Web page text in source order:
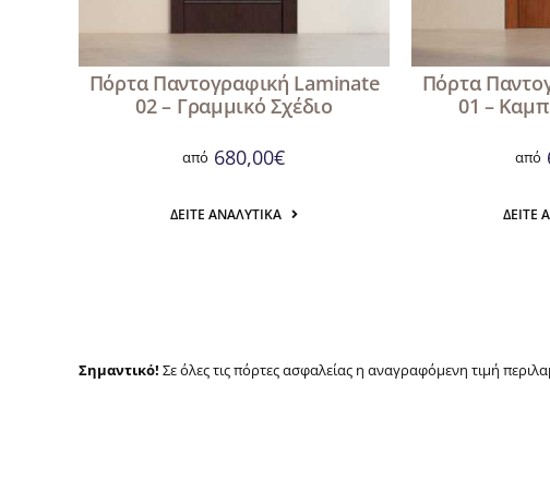
Πόρτα Παντογραφική Laminate
02 – Γραμμικό Σχέδιο
από 680,00€
ΔΕΊΤΕ ΑΝΑΛΥΤΙΚΆ
Πόρτα
01 –
από
ΔΕΊΤΕ
Σημαντικό! Σε όλες τις πόρτες ασφαλείας η αναγραφόμενη τιμή